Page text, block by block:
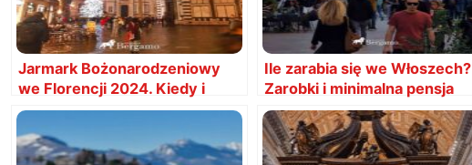
Jarmark Bożonarodzeniowy
we Florencji 2024. Kiedy i
gdzie?
Ile zarabia się we Włoszech?
Zarobki i minimalna pensja
Włochy 2025